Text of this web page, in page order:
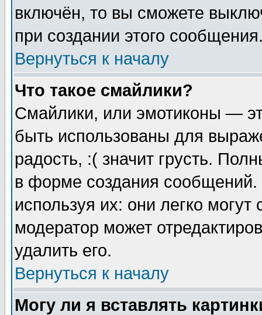
включён, то вы сможете
при создании этого
Вернуться к началу
Что такое смайлики?
Смайлики, или эмотиконы —
быть использованы для
радость, :( значит грусть.
в форме создания сообщений.
используя их: они легко
модератор может
удалить его.
Вернуться к началу
Могу ли я вставлять